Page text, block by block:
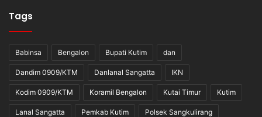
Tags
Babinsa Bengalon Bupati Kutim dan
Dandim 0909/KTM Danlanal Sangatta IKN
Kodim 0909/KTM Koramil Bengalon Kutai Timur Kutim
Lanal Sangatta Pemkab Kutim Polsek Sangkulirang